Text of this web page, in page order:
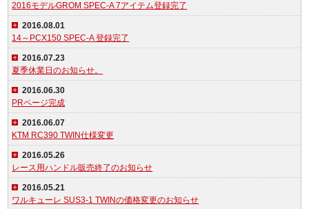
2016モデルGROM SPEC-A 7アイテム登録完了
2016.08.01
14～PCX150 SPEC-A 登録完了
2016.07.23
夏季休業日のお知らせ。
2016.06.30
PRページ完成
2016.06.07
KTM RC390 TWIN仕様変更
2016.05.26
レース用ハンドル販売終了のお知らせ
2016.05.21
ワルキューレ SUS3-1 TWINの価格変更のお知らせ